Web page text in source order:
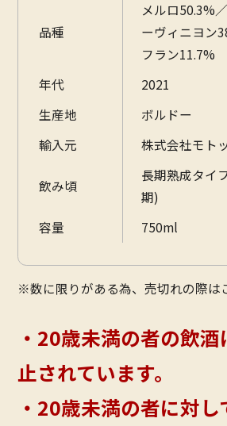
品種
メルロ50.3%
ーヴィニヨン
フラン11.7%
年代
2021
生産地
ボルドー
輸入元
株式会社モト
飲み頃
長期熟成タイ
期)
容量
750ml
※数に限りがある為、売切れの際は
・20歳未満の者の飲
止されています。
・20歳未満の者に対